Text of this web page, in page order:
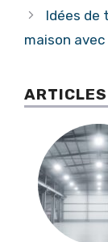
Idées de
maison